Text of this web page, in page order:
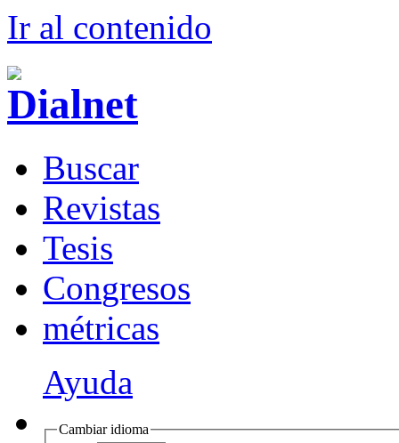
Ir al contenido
Buscar
Revistas
Tesis
Congresos
métricas
Ayuda
Cambiar idioma